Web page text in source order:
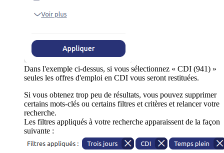
Dans l'exemple ci-dessus, si vous sélectionnez « CDI (941) »
seules les offres d'emploi en CDI vous seront restituées.
Si vous obtenez trop peu de résultats, vous pouvez supprimer
certains mots-clés ou certains filtres et critères et relancer votre
recherche.
Les filtres appliqués à votre recherche apparaissent de la façon
suivante :